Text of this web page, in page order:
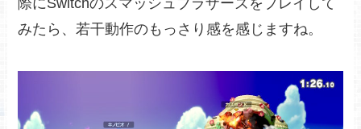
際にSwitchのスマッシュブラザーズをプレイして
みたら、若干動作のもっさり感を感じますね。